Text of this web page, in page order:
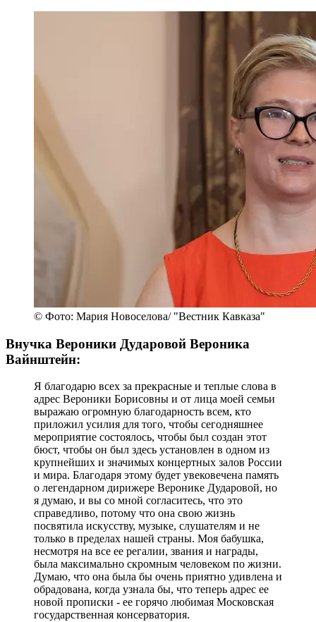
© Фото: Мария Новоселова/ "Вестник Кавказа"
Внучка Вероники Дударовой Вероника
Вайнштейн:
Я благодарю всех за прекрасные и теплые слова в
адрес Вероники Борисовны и от лица моей семьи
выражаю огромную благодарность всем, кто
приложил усилия для того, чтобы сегодняшнее
мероприятие состоялось, чтобы был создан этот
бюст, чтобы он был здесь установлен в одном из
крупнейших и значимых концертных залов России
и мира. Благодаря этому будет увековечена память
о легендарном дирижере Веронике Дударовой, но
я думаю, и вы со мной согласитесь, что это
справедливо, потому что она свою жизнь
посвятила искусству, музыке, слушателям и не
только в пределах нашей страны. Моя бабушка,
несмотря на все ее регалии, звания и награды,
была максимально скромным человеком по жизни.
Думаю, что она была бы очень приятно удивлена и
обрадована, когда узнала бы, что теперь адрес ее
новой прописки - ее горячо любимая Московская
государственная консерватория.